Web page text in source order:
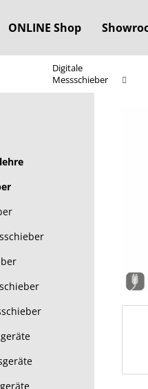
ONLINE Shop
Digitale
Messschieber